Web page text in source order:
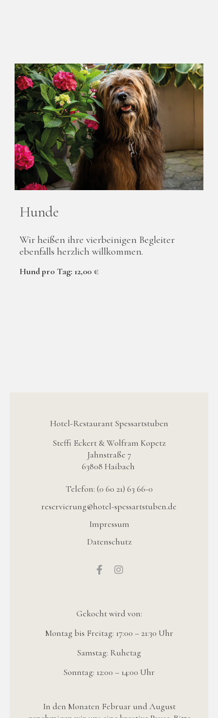
Hunde
Wir heißen ihre vierbeinigen Begleiter
ebenfalls herzlich willkommen.
Hund pro Tag: 12,00 €
Hotel-Restaurant Spessartstuben
Steffi Eckert & Wolfram Kopetz
Jahnstraße 7
63808 Haibach
Telefon: (0 60 21) 63 66-0
reservierung@hotel-spessartstuben.de
Impressum
Datenschutz
Gekocht wird von:
Montag bis Freitag: 17:00 – 21:30 Uhr
Samstag: Ruhetag
Sonntag: 12:00 – 14:00 Uhr
In den Monaten Februar und August